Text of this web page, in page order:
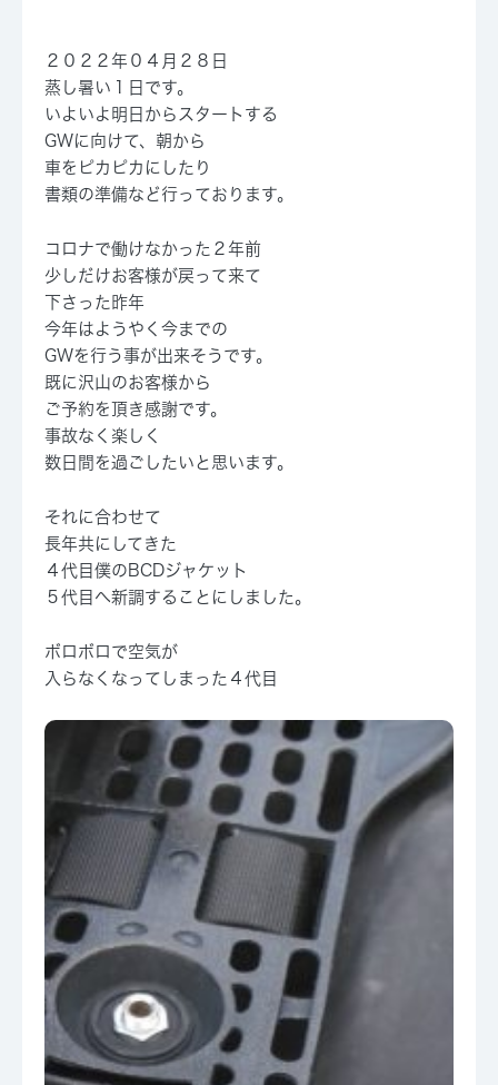
２０２２年０４月２８日
蒸し暑い１日です。
いよいよ明日からスタートする
GWに向けて、朝から
車をピカピカにしたり
書類の準備など行っております。
コロナで働けなかった２年前
少しだけお客様が戻って来て
下さった昨年
今年はようやく今までの
GWを行う事が出来そうです。
既に沢山のお客様から
ご予約を頂き感謝です。
事故なく楽しく
数日間を過ごしたいと思います。
それに合わせて
長年共にしてきた
４代目僕のBCDジャケット
５代目へ新調することにしました。
ボロボロで空気が
入らなくなってしまった４代目